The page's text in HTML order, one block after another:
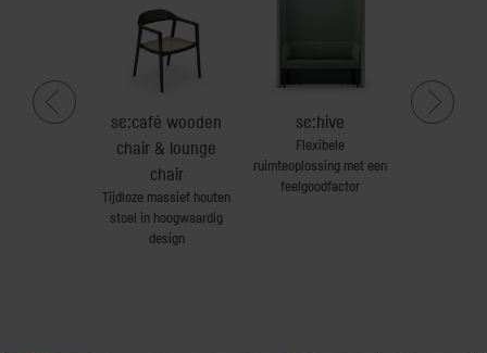
up
se:café wooden
chair & lounge
chair
Tijdloze massief houten
stoel in hoogwaardig
design
se:hive
Flexibele
ruimteoplossing met een
feelgoodfactor
se:vision